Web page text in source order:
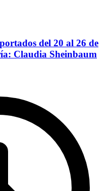
del 20 al 26 de
Claudia Sheinbaum